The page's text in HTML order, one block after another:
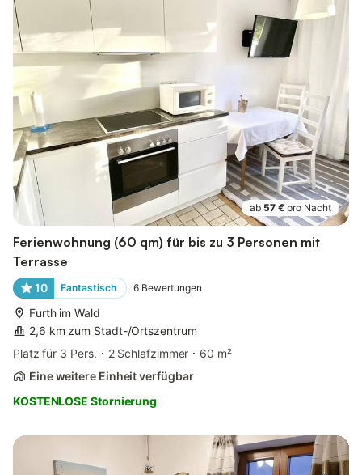
ab 57 € pro Nacht
Ferienwohnung (60 qm) für bis zu 3 Personen mit
Terrasse
10 Fantastisch 6 Bewertungen
Furth im Wald
2,6 km zum Stadt-/Ortszentrum
Platz für 3 Pers.
2 Schlafzimmer
60 m²
Eine weitere Einheit verfügbar
KOSTENLOSE Stornierung